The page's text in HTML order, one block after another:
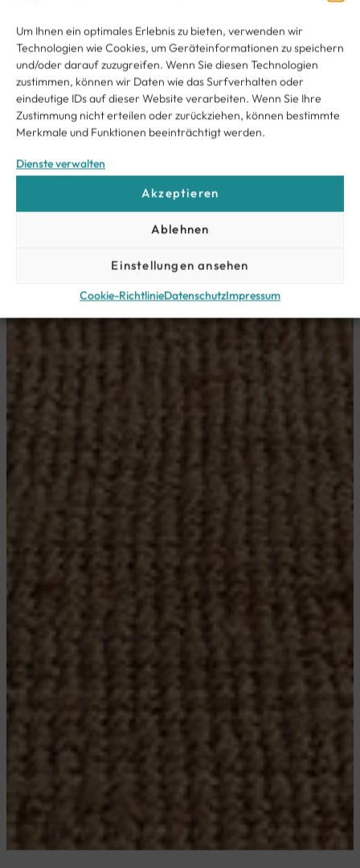
Um Ihnen ein optimales Erlebnis zu bieten, verwenden wir
Technologien wie Cookies, um Geräteinformationen zu speichern
und/oder darauf zuzugreifen. Wenn Sie diesen Technologien
zustimmen, können wir Daten wie das Surfverhalten oder
eindeutige IDs auf dieser Website verarbeiten. Wenn Sie Ihre
Zustimmung nicht erteilen oder zurückziehen, können bestimmte
Merkmale und Funktionen beeinträchtigt werden.
Dienste verwalten
Akzeptieren
Ablehnen
Einstellungen ansehen
Cookie-RichtlinieDatenschutzImpressum